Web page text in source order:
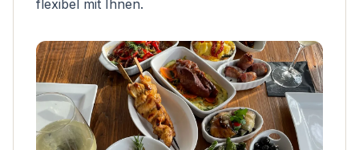
flexibel mit Ihnen.